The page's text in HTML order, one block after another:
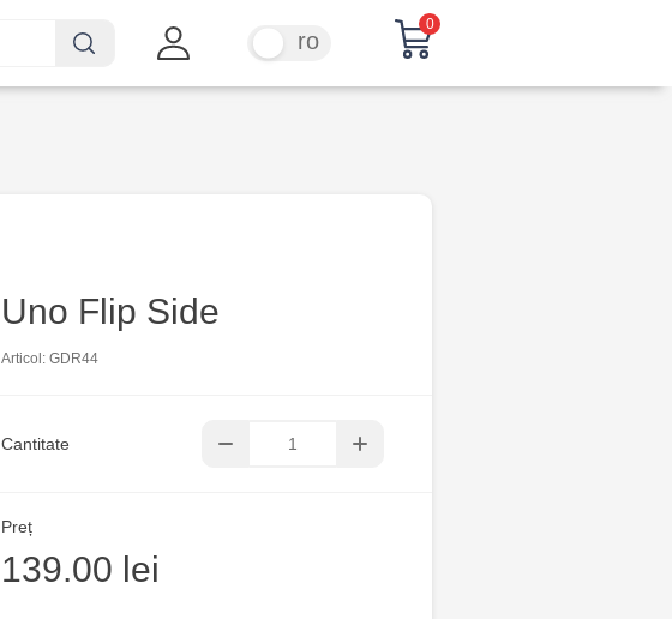
ro
0
Uno Flip Side
Articol: GDR44
Cantitate
Preț
139.00 lei